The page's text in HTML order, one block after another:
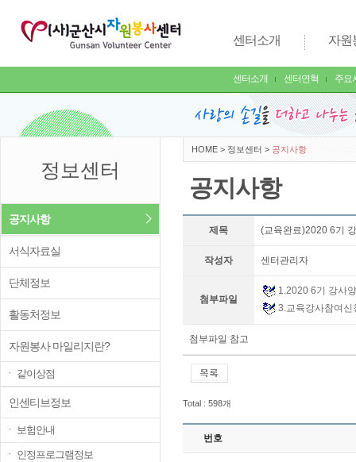
센터소개
센터소개 센터연혁 주요
자원
정보센터
공지사항
서식자료실
단체정보
활동처정보
자원봉사 마일리지란?
ㆍ 같이상점
인센티브정보
ㆍ 보험안내
ㆍ 인정프로그램정보
HOME > 정보센터 > 공지사항
공지사항
제목 (교육완료)2020 6기
작성자 센터관리자
첨부파일
1.2020 6기 강사
3.교육강사참여신
첨부파일 참고
Total : 598개
번호